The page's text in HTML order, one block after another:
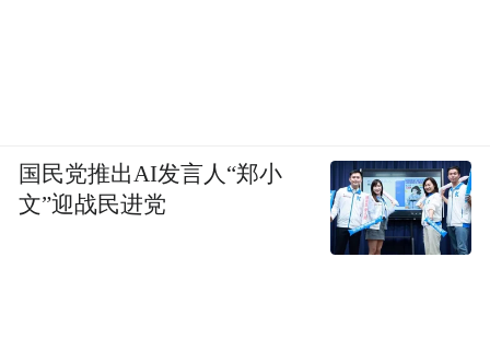
国民党推出AI发言人“郑小
文”迎战民进党